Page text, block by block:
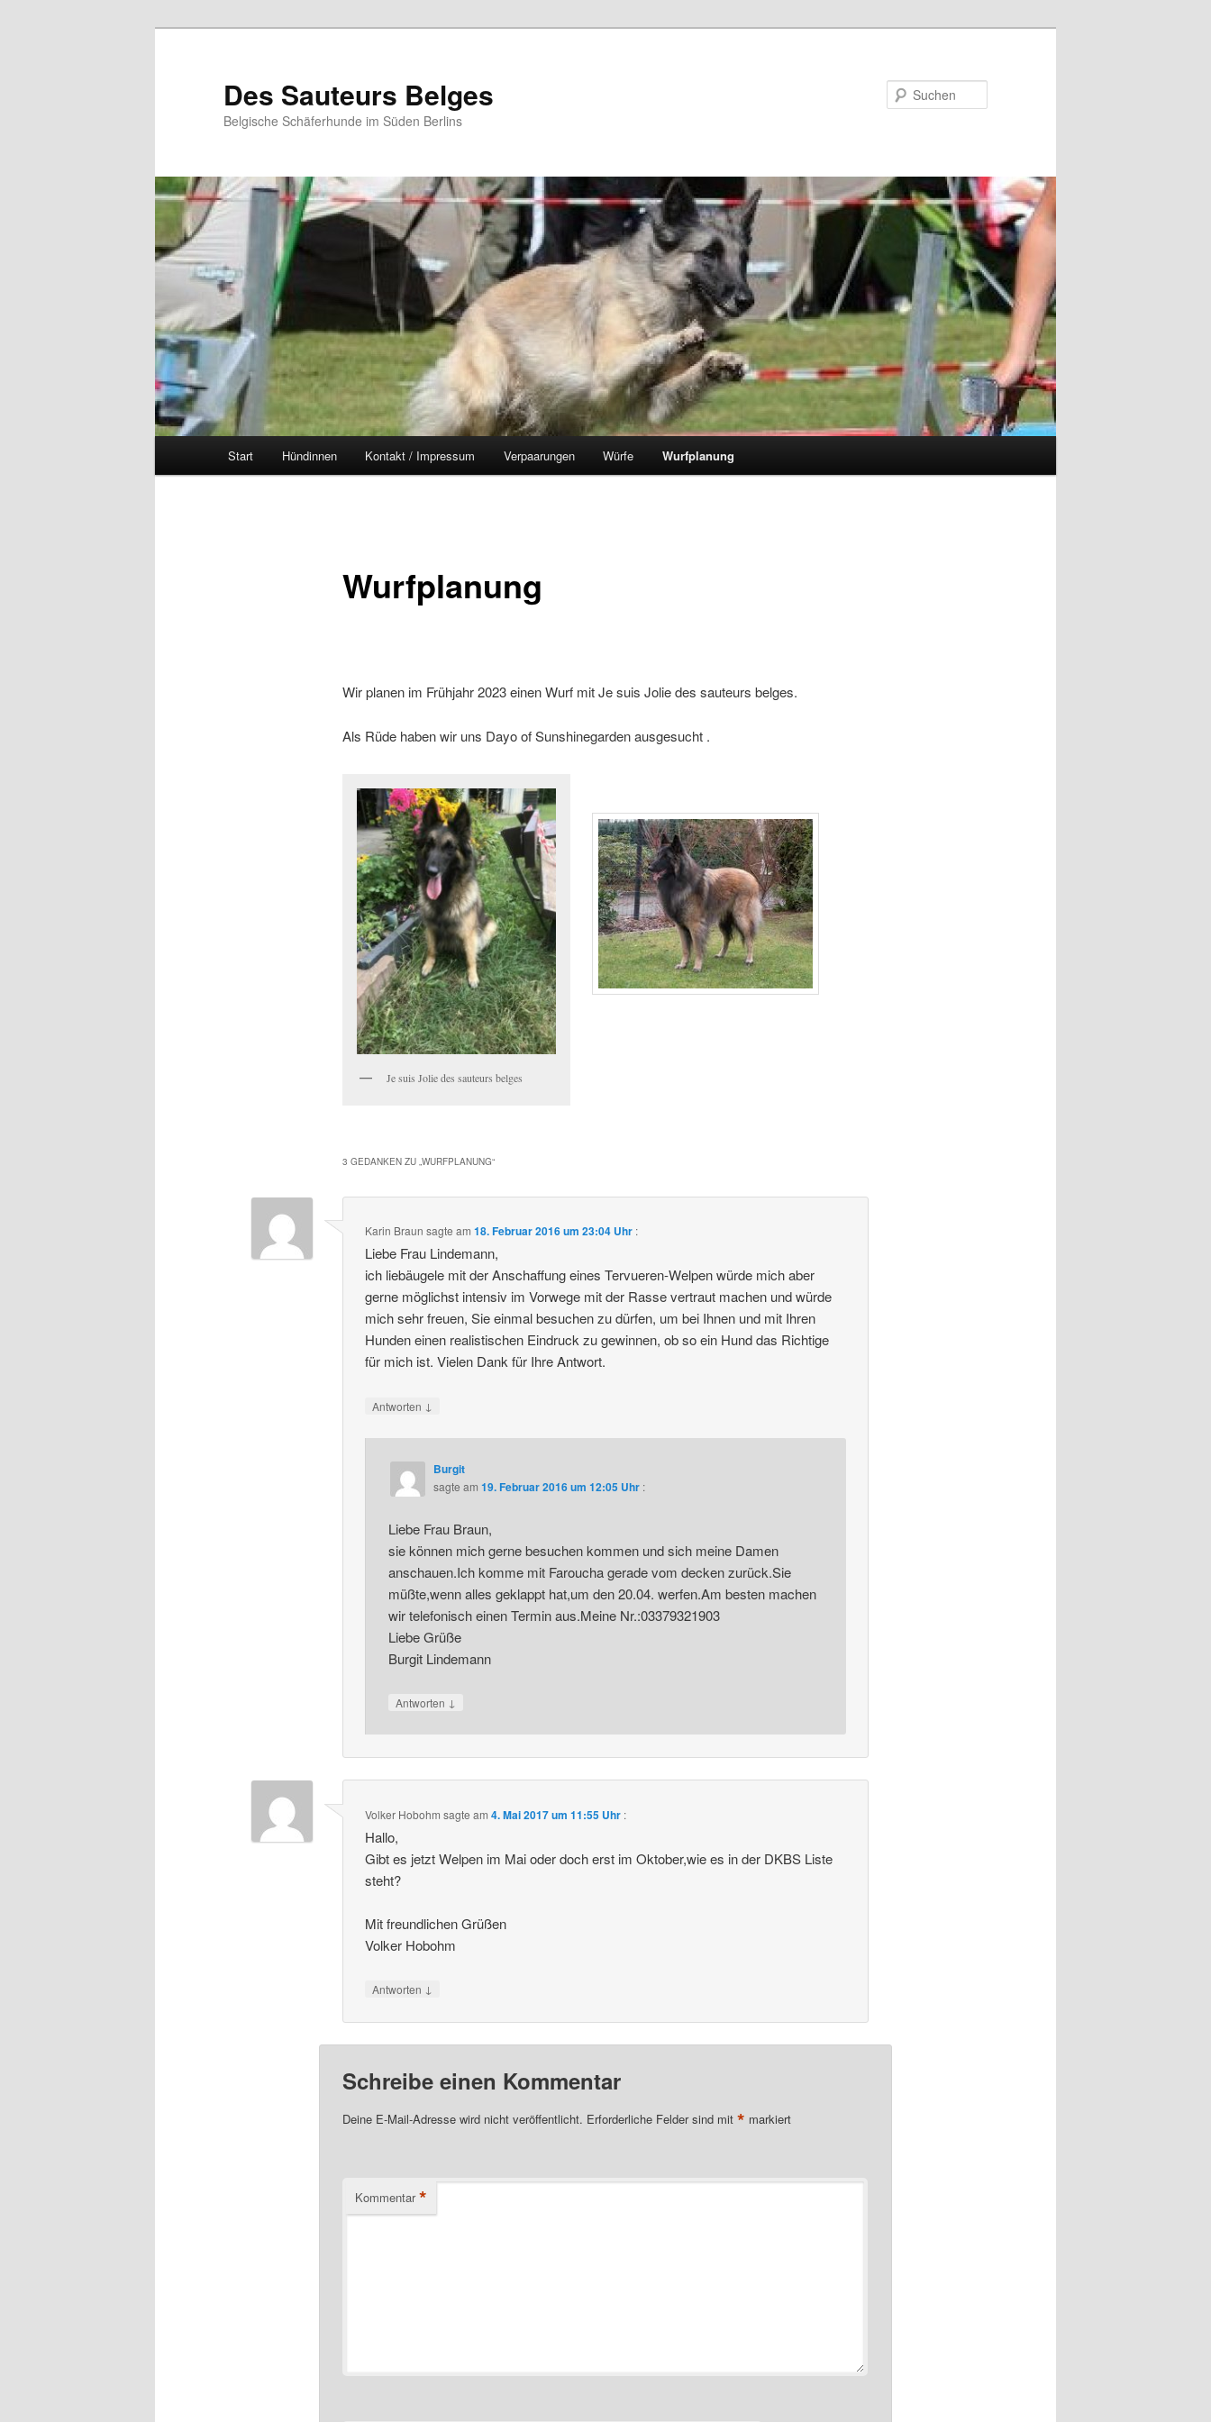
Des Sauteurs Belges
Belgische Schäferhunde im Süden Berlins
Start Hündinnen Kontakt / Impressum Verpaarungen Würfe Wurfplanung
Wurfplanung
Wir planen im Frühjahr 2023 einen Wurf mit Je suis Jolie des sauteurs belges.
Als Rüde haben wir uns Dayo of Sunshinegarden ausgesucht .
Je suis Jolie des sauteurs belges
3 GEDANKEN ZU „ WURFPLANUNG“
Karin Braun sagte am18. Februar 2016 um 23:04 Uhr :
Liebe Frau Lindemann,
ich liebäugele mit der Anschaffung eines Tervueren-Welpen würde mich aber
gerne möglichst intensiv im Vorwege mit der Rasse vertraut machen und würde
mich sehr freuen, Sie einmal besuchen zu dürfen, um bei Ihnen und mit Ihren
Hunden einen realistischen Eindruck zu gewinnen, ob so ein Hund das Richtige
für mich ist. Vielen Dank für Ihre Antwort.
Antworten ↓
Burgit
sagte am 19. Februar 2016 um 12:05 Uhr :
Liebe Frau Braun,
sie können mich gerne besuchen kommen und sich meine Damen
anschauen.Ich komme mit Faroucha gerade vom decken zurück.Sie
müßte,wenn alles geklappt hat,um den 20.04. werfen.Am besten machen
wir telefonisch einen Termin aus.Meine Nr.:03379321903
Liebe Grüße
Burgit Lindemann
Antworten ↓
Volker Hobohm sagte am4. Mai 2017 um 11:55 Uhr :
Hallo,
Gibt es jetzt Welpen im Mai oder doch erst im Oktober,wie es in der DKBS Liste
steht?
Mit freundlichen Grüßen
Volker Hobohm
Antworten ↓
Schreibe einen Kommentar
Deine E-Mail-Adresse wird nicht veröffentlicht. Erforderliche Felder sind mit * markiert
Kommentar *